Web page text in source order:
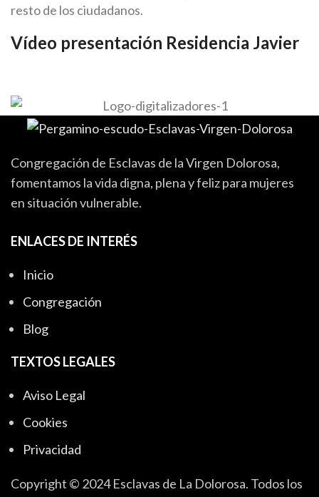
resto de los ciudadanos.
Vídeo presentación Residencia Javier
Congregación de Esclavas de la Virgen Dolorosa,
fomentamos la vida digna, plena y feliz para mujeres
en situación vulnerable.
ENLACES DE INTERÉS
Inicio
Congregación
Blog
TEXTOS LEGALES
Aviso Legal
Cookies
Privacidad
Copyright © 2024 Esclavas de La Dolorosa. Todos los